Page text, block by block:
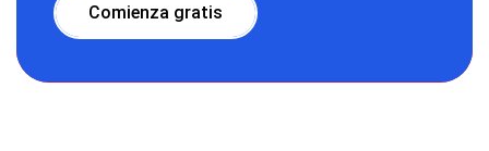
Comienza gratis